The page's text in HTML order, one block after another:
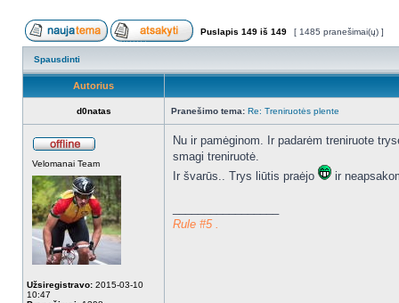
Puslapis 149 iš 149 [ 1485 pranešimai(ų) ]
Spausdinti
Autorius
d0natas Pranešimo tema: Re: Treniruotės plente
Velomanai Team
Užsiregistravo: 2015-03-10
10:47
Nu ir pamėginom. Ir padarėm treniruote
smagi treniruotė.
Ir švarūs.. Trys liūtis praėjo
ir
Rule #5 .